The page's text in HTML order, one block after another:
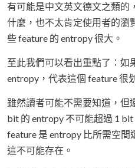
有可能是中文英文德文之類的
什麼，也不太肯定使用者的瀏
些 feature 的 entropy 很大。
至此我們可以看出重點了：如
entropy，代表這個 feature 很
雖然讀者可能不需要知道，但
bit 的 entropy 不可能超過 1
feature 是 entropy 比所需空
這不可能存在。